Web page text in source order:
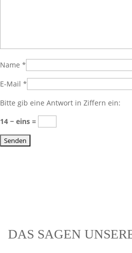
Name *
E-Mail *
Bitte gib eine Antwort in Ziffern ein:
14 − eins =
DAS SAGEN